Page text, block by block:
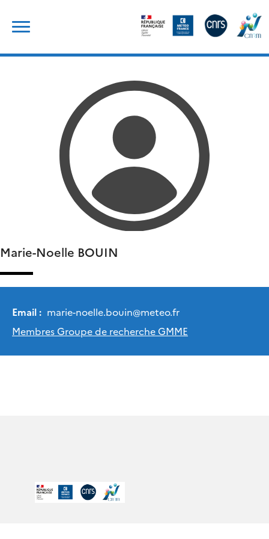
content
Marie-Noelle BOUIN
Email : marie-noelle.bouin@meteo.fr
Membres Groupe de recherche GMME